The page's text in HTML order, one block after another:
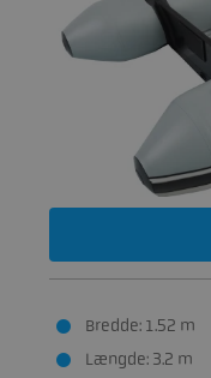
Bredde: 1.52 m
Længde: 3.2 m